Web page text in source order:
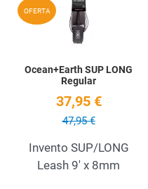
OFERTA
Ocean+Earth SUP LONG
Regular
37,95 €
47,95 €
Invento SUP/LONG
Leash 9' x 8mm